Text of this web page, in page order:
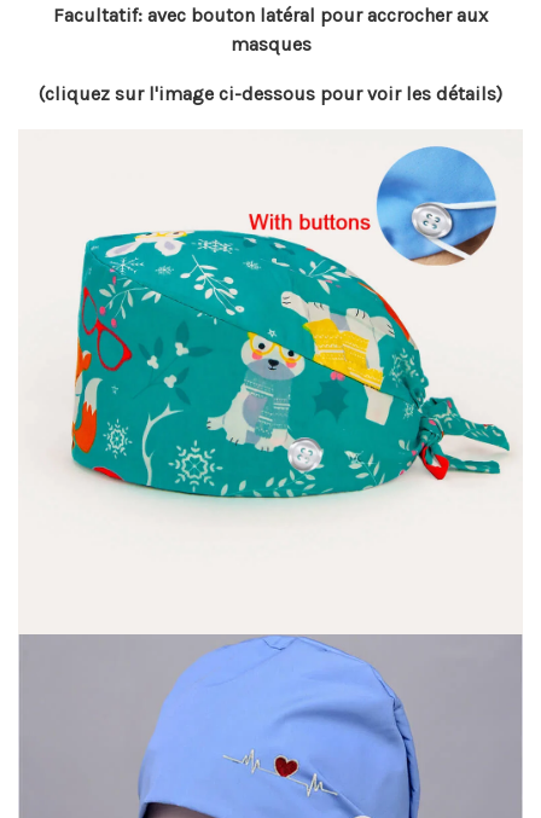
Facultatif: avec bouton latéral pour accrocher aux
masques
(cliquez sur l'image ci-dessous pour voir les détails)